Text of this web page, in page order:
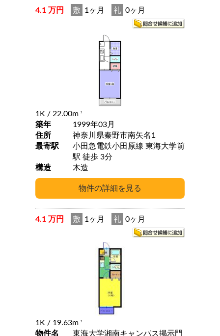
4.1 万円 敷 1ヶ月 礼 0ヶ月
1K / 22.00m 2
築年
1999年03月
住所
神奈川県秦野市南矢名1
最寄駅
小田急電鉄小田原線 東海大学前
駅 徒歩 3分
構造
木造
4.1 万円 敷 1ヶ月 礼 0ヶ月
1K / 19.63m 2
物件名 東海大学湘南キャンパス掲示門